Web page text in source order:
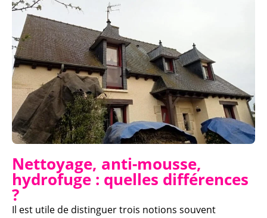
Nettoyage, anti-mousse,
hydrofuge : quelles différences
?
Il est utile de distinguer trois notions souvent